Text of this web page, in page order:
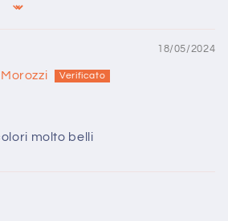
18/05/2024
molto belli